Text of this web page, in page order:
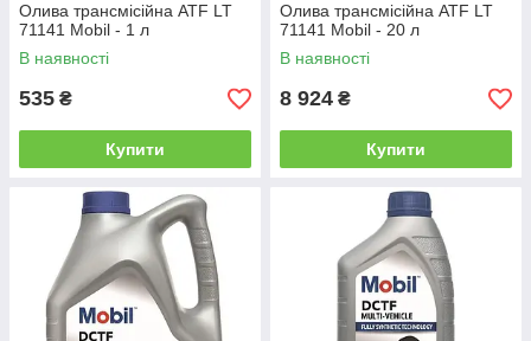
Олива трансмісійна ATF LT
71141 Mobil - 1 л
В наявності
535 ₴
Купити
Олива трансмісійна ATF LT
71141 Mobil - 20 л
В наявності
8 924 ₴
Купити